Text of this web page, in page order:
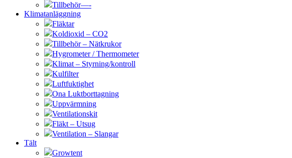
Tillbehör—-
Klimatanläggning
Fläktar
Koldioxid – CO2
Tillbehör – Nätkrukor
Hygrometer / Thermometer
Klimat – Styrning/kontroll
Kulfilter
Luftfuktighet
Ona Luktborttagning
Uppvärmning
Ventilationskit
Fläkt – Utsug
Ventilation – Slangar
Tält
Growtent